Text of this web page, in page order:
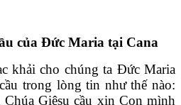
của Đức Maria tại Cana
khải cho chúng ta Đức Maria
trong lòng tin như thế nào:
Giêsu cầu xin Con mình